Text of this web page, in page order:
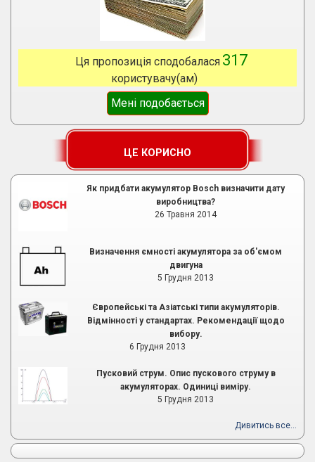
Ця пропозиція сподобалася 317
користувачу(ам)
Мені подобається
ЦЕ КОРИСНО
Як придбати акумулятор Bosch визначити дату
виробництва?
26 Травня 2014
Визначення ємності акумулятора за об'ємом
двигуна
5 Грудня 2013
Європейські та Азіатські типи акумуляторів.
Відмінності у стандартах. Рекомендації щодо
вибору.
6 Грудня 2013
Пусковий струм. Опис пускового струму в
акумуляторах. Одиниці виміру.
5 Грудня 2013
Дивитись все...